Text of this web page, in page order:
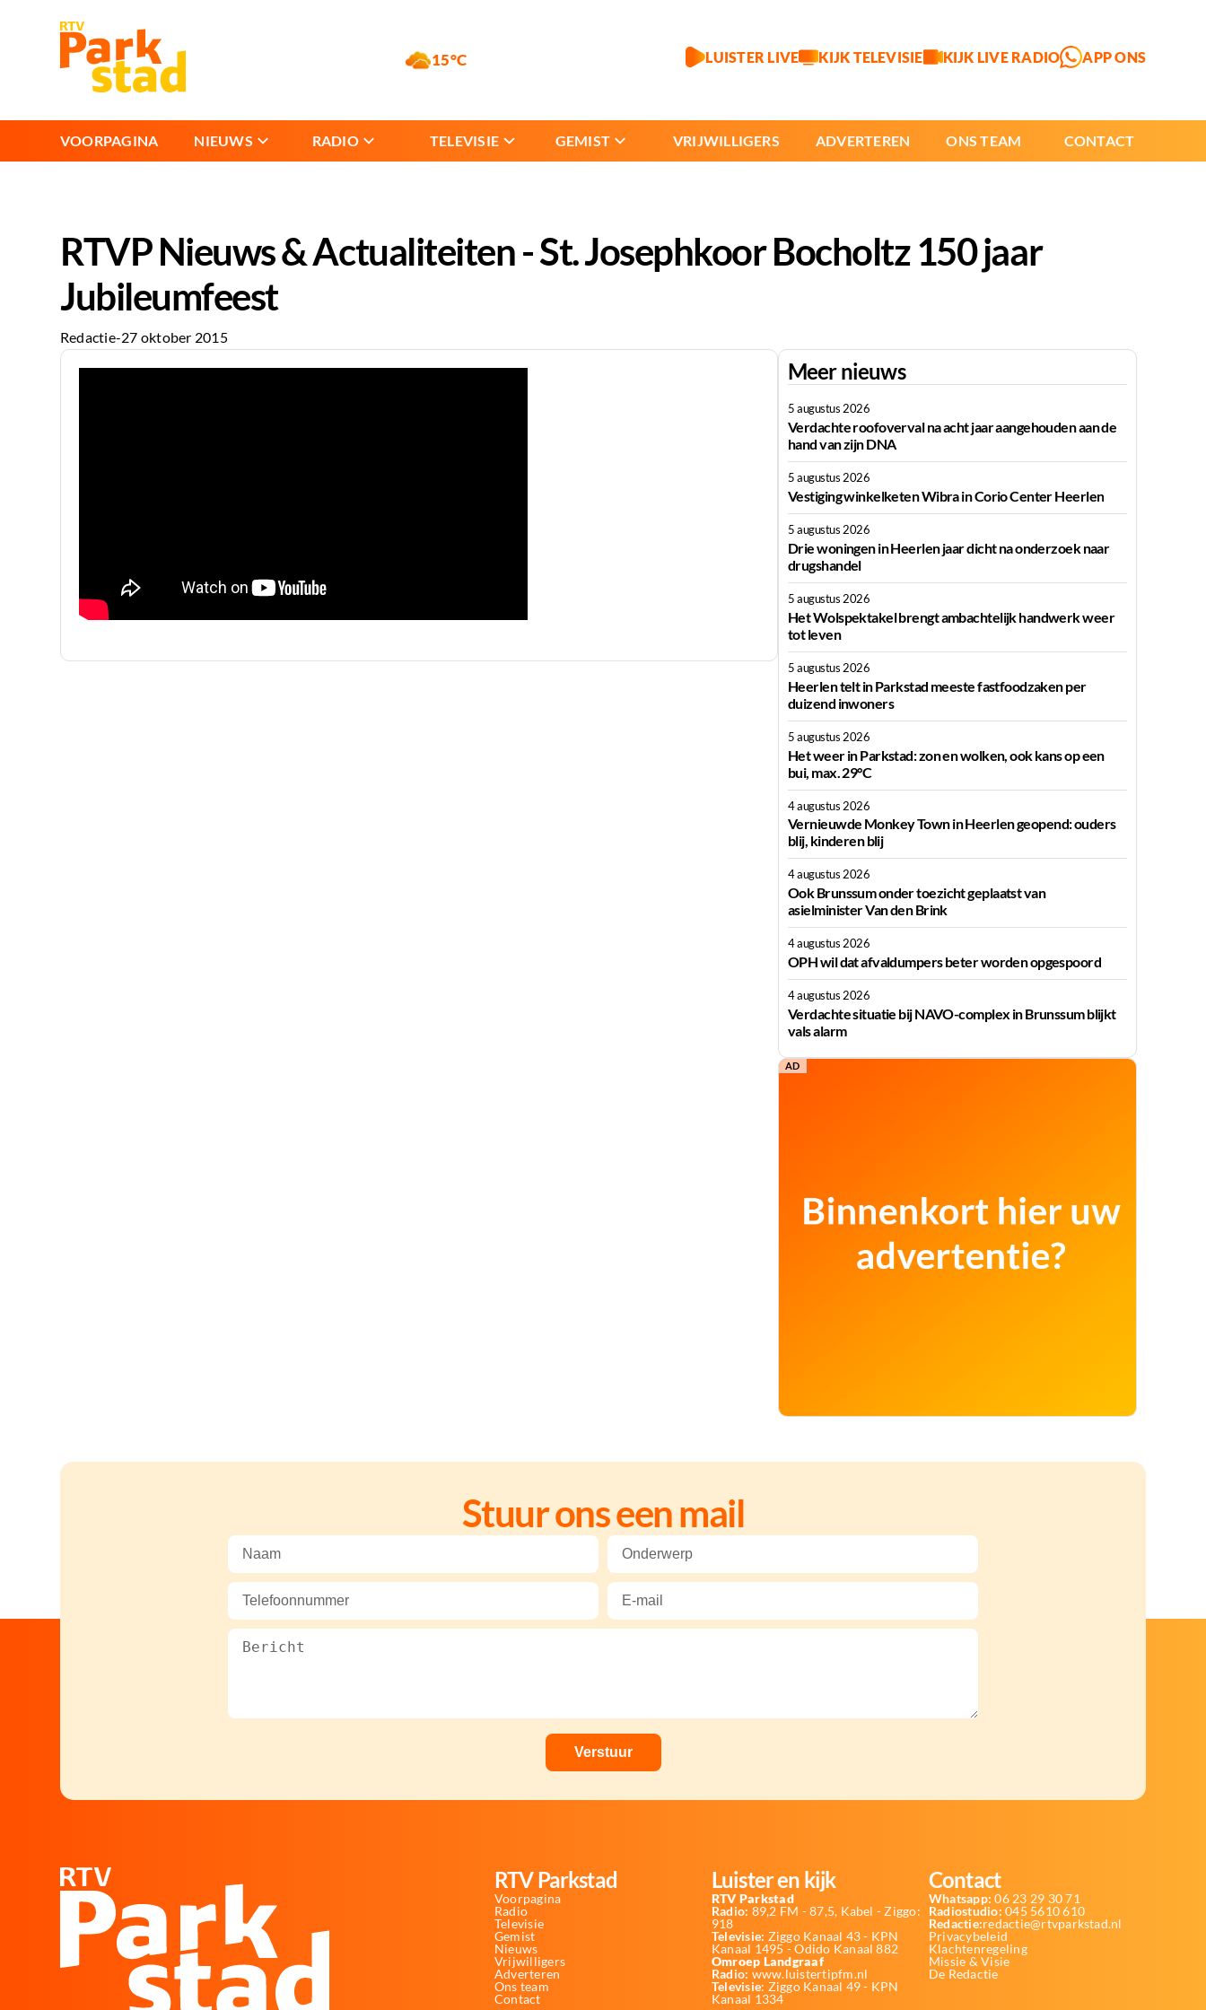
15°C LUISTER LIVE KIJK TELEVISIE KIJK LIVE RADIO APP ONS
VOORPAGINA NIEUWS RADIO TELEVISIE GEMIST VRIJWILLIGERS ADVERTEREN ONS TEAM CONTACT
RTVP Nieuws & Actualiteiten - St. Josephkoor Bocholtz 150 jaar
Jubileumfeest
Redactie-27 oktober 2015
Meer nieuws
5 augustus 2026
Verdachte roofoverval na acht jaar aangehouden aan de
hand van zijn DNA
5 augustus 2026
Vestiging winkelketen Wibra in Corio Center Heerlen
5 augustus 2026
Drie woningen in Heerlen jaar dicht na onderzoek naar
drugshandel
5 augustus 2026
Het Wolspektakel brengt ambachtelijk handwerk weer
tot leven
5 augustus 2026
Heerlen telt in Parkstad meeste fastfoodzaken per
duizend inwoners
5 augustus 2026
Het weer in Parkstad: zon en wolken, ook kans op een
bui, max. 29°C
4 augustus 2026
Vernieuwde Monkey Town in Heerlen geopend: ouders
blij, kinderen blij
4 augustus 2026
Ook Brunssum onder toezicht geplaatst van
asielminister Van den Brink
4 augustus 2026
OPH wil dat afvaldumpers beter worden opgespoord
4 augustus 2026
Verdachte situatie bij NAVO-complex in Brunssum blijkt
vals alarm
AD
Stuur ons een mail
RTV Parkstad
Voorpagina
Radio
Televisie
Gemist
Nieuws
Vrijwilligers
Adverteren
Ons team
Contact
Luister en kijk
RTV Parkstad
Radio: 89,2 FM - 87,5, Kabel - Ziggo:
918
Televisie: Ziggo Kanaal 43 - KPN
Kanaal 1495 - Odido Kanaal 882
Omroep Landgraaf
Radio: www.luistertipfm.nl
Televisie: Ziggo Kanaal 49 - KPN
Kanaal 1334
Contact
Whatsapp: 06 23 29 30 71
Radiostudio: 045 5610 610
Redactie:redactie@rtvparkstad.nl
Privacybeleid
Klachtenregeling
Missie & Visie
De Redactie